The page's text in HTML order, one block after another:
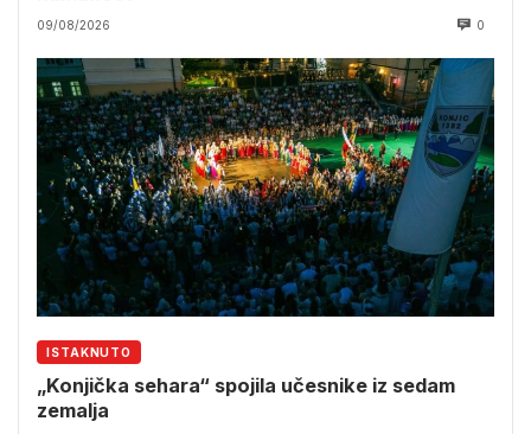
09/08/2026 0
ISTAKNUTO
„Konjička sehara“ spojila učesnike iz sedam
zemalja